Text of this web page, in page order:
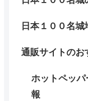
日本１００名城
通販サイトのお
ホットペッ
報